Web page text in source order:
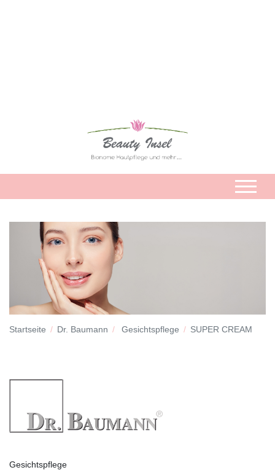
Startseite Dr. Baumann Gesichtspflege SUPER CREAM
Gesichtspflege